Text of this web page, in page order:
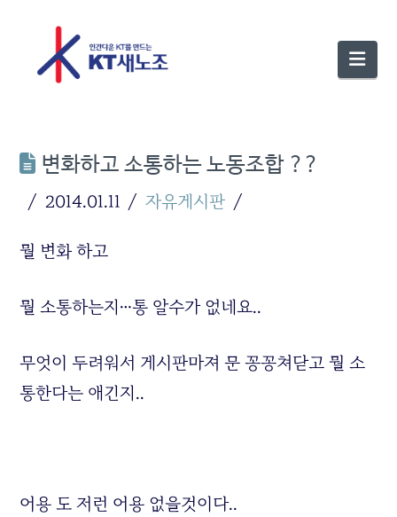
변화하고 소통하는 노동조합 ??
2014.01.11 자유게시판
뭘 변화 하고
뭘 소통하는지…통 알수가 없네요..
무엇이 두려워서 게시판마져 문 꽁꽁쳐닫고 뭘 소
통한다는 애긴지..
어용 도 저런 어용 없을것이다..